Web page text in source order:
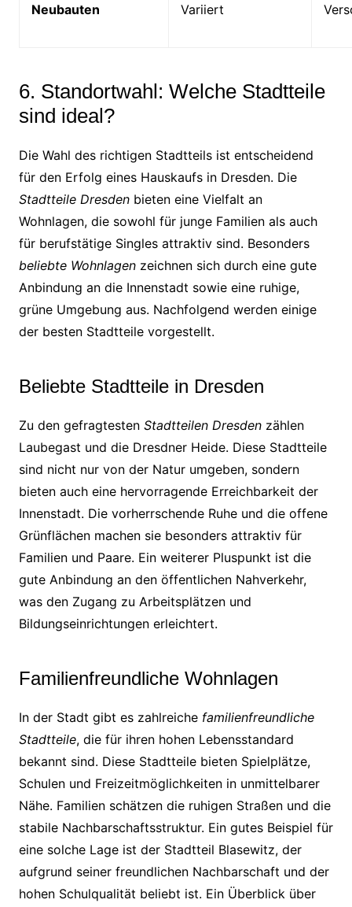
Neubauten Variiert
6. Standortwahl: Welche Stadtteile
sind ideal?
Die Wahl des richtigen Stadtteils ist entscheidend
für den Erfolg eines Hauskaufs in Dresden. Die
Stadtteile Dresdenbieten eine Vielfalt an
Wohnlagen, die sowohl für junge Familien als auch
für berufstätige Singles attraktiv sind. Besonders
beliebte Wohnlagenzeichnen sich durch eine gute
Anbindung an die Innenstadt sowie eine ruhige,
grüne Umgebung aus. Nachfolgend werden einige
der besten Stadtteile vorgestellt.
Beliebte Stadtteile in Dresden
Zu den gefragtesten Stadtteilen Dresdenzählen
Laubegast und die Dresdner Heide. Diese Stadtteile
sind nicht nur von der Natur umgeben, sondern
bieten auch eine hervorragende Erreichbarkeit der
Innenstadt. Die vorherrschende Ruhe und die offene
Grünflächen machen sie besonders attraktiv für
Familien und Paare. Ein weiterer Pluspunkt ist die
gute Anbindung an den öffentlichen Nahverkehr,
was den Zugang zu Arbeitsplätzen und
Bildungseinrichtungen erleichtert.
Familienfreundliche Wohnlagen
In der Stadt gibt es zahlreiche familienfreundliche
Stadtteile, die für ihren hohen Lebensstandard
bekannt sind. Diese Stadtteile bieten Spielplätze,
Schulen und Freizeitmöglichkeiten in unmittelbarer
Nähe. Familien schätzen die ruhigen Straßen und die
stabile Nachbarschaftsstruktur. Ein gutes Beispiel für
eine solche Lage ist der Stadtteil Blasewitz, der
aufgrund seiner freundlichen Nachbarschaft und der
hohen Schulqualität beliebt ist. Ein Überblick über